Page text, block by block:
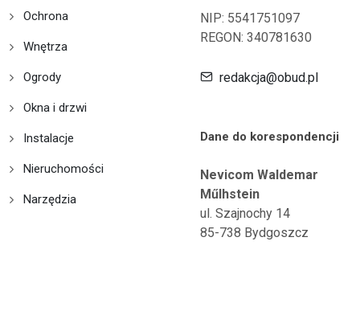
Ochrona
Wnętrza
Ogrody
Okna i drzwi
Instalacje
Nieruchomości
Narzędzia
NIP: 5541751097
REGON: 340781630
redakcja@obud.pl
Dane do korespondencji
Nevicom Waldemar
Műlhstein
ul. Szajnochy 14
85-738 Bydgoszcz